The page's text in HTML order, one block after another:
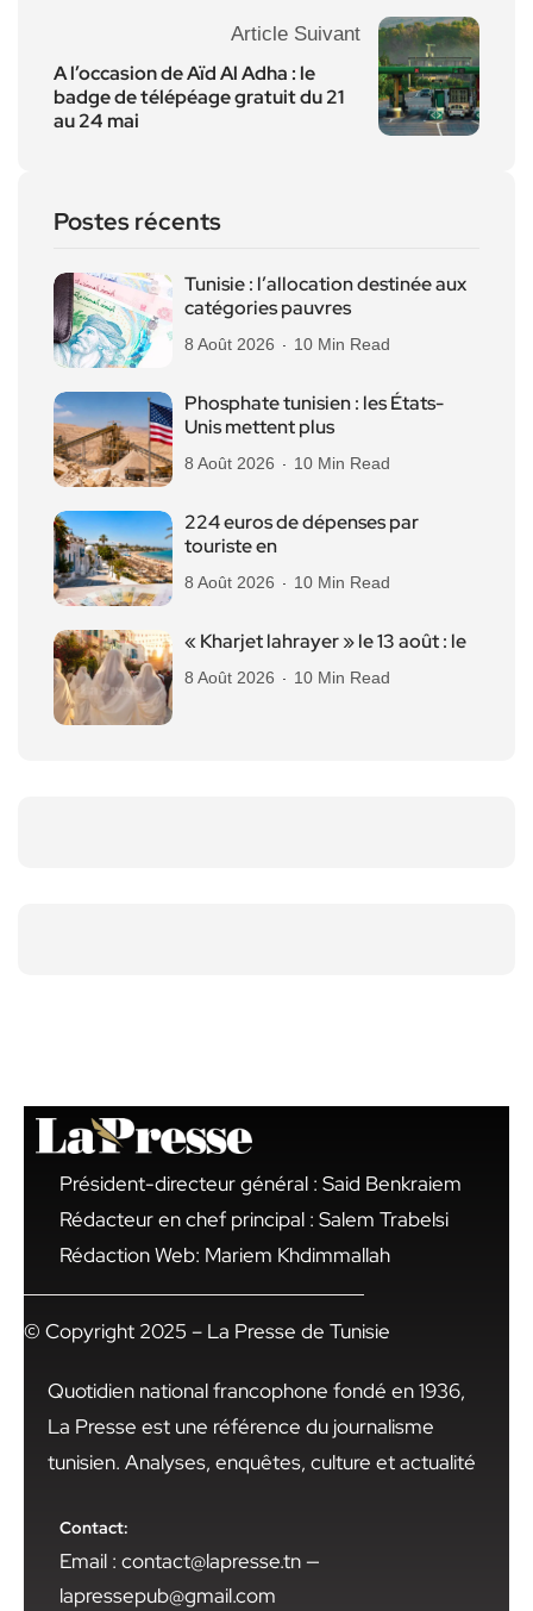
Article Suivant
A l’occasion de Aïd Al Adha : le
badge de télépéage gratuit du 21
au 24 mai
Postes récents
Tunisie : l’allocation destinée aux
catégories pauvres
8 Août 2026 10 Min Read
Phosphate tunisien : les États-
Unis mettent plus
8 Août 2026 10 Min Read
224 euros de dépenses par
touriste en
8 Août 2026 10 Min Read
« Kharjet lahrayer » le 13 août : le
8 Août 2026 10 Min Read
Président-directeur général : Said Benkraiem
Rédacteur en chef principal : Salem Trabelsi
Rédaction Web: Mariem Khdimmallah
© Copyright 2025 – La Presse de Tunisie
Quotidien national francophone fondé en 1936,
La Presse est une référence du journalisme
tunisien. Analyses, enquêtes, culture et actualité
Contact:
Email : contact@lapresse.tn —
lapressepub@gmail.com